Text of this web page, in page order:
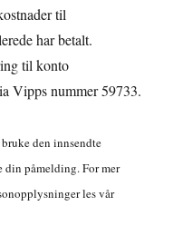
til
har betalt.
til konto
Vipps nummer 59733.
den innsendte
din påmelding. For mer
les vår